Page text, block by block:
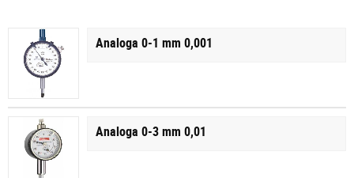
Analoga 0-1 mm 0,001
Analoga 0-3 mm 0,01